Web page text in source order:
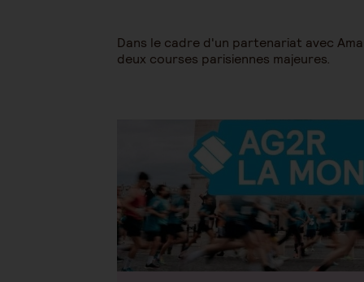
Dans le cadre d'un partenariat avec
deux courses parisiennes majeures.